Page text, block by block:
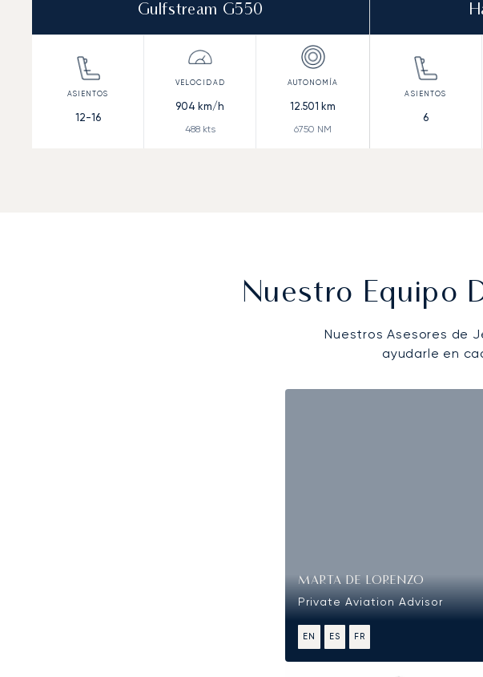
Gulfstream G550
12-16
904 km/h
488kts
12.501 km
6750 NM
6
Nuestro Equipo
Nuestros Asesores de
ayudarle en
MARTA DE LORENZO
Private Aviation Advisor
EN ES FR